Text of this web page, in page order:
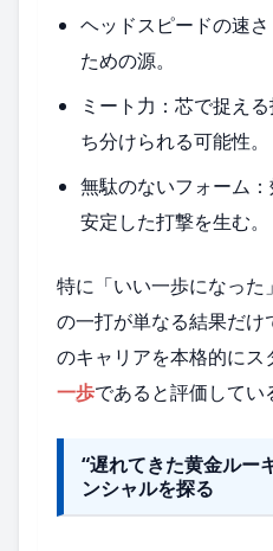
ヘッドスピードの速
ための源。
ミート力：芯で捉え
ち分けられる可能性。
無駄のないフォーム：
安定した打撃を生む。
特に「いい一歩になった
の一打が単なる結果だけ
のキャリアを本格的にス
一歩であると評価してい
“遅れてきた黄金ルー
ンシャルを探る